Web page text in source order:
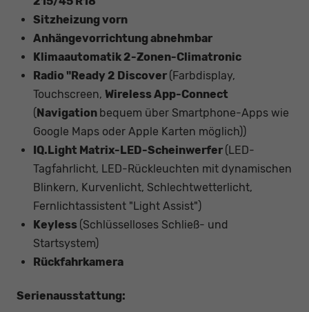
Sitzheizung vorn
Anhängevorrichtung abnehmbar
Klimaautomatik 2-Zonen-Climatronic
Radio "Ready 2 Discover (Farbdisplay,
Touchscreen, Wireless App-Connect
( Navigation bequem über Smartphone-Apps wie
Google Maps oder Apple Karten möglich))
IQ.Light Matrix-LED-Scheinwerfer (LED-
Tagfahrlicht, LED-Rückleuchten mit dynamischen
Blinkern, Kurvenlicht, Schlechtwetterlicht,
Fernlichtassistent "Light Assist")
Keyless (Schlüsselloses Schließ- und
Startsystem)
Rückfahrkamera
Serienausstattung: